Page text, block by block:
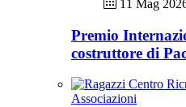
11 Mag
Premio
costruttore di
Associazioni